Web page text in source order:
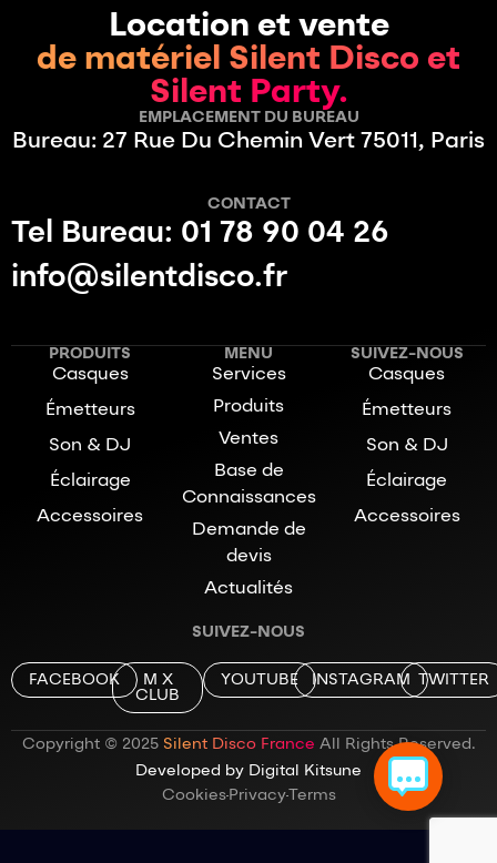
Location et vente
de matériel Silent Disco et
Silent Party.
EMPLACEMENT DU BUREAU
Bureau: 27 Rue Du Chemin Vert 75011, Paris
CONTACT
Tel Bureau: 01 78 90 04 26
info@silentdisco.fr
PRODUITS
Casques
Émetteurs
Son & DJ
Éclairage
Accessoires
MENU
Services
Produits
Ventes
Base de
Connaissances
Demande de
devis
Actualités
SUIVEZ-NOUS
Casques
Émetteurs
Son & DJ
Éclairage
Accessoires
SUIVEZ-NOUS
FACEBOOK
M X
CLUB
YOUTUBE INSTAGRAM TWITTER
Copyright © 2025 Silent Disco France All Rights Reserved.
Developed by Digital Kitsune
CookiesPrivacyTerms